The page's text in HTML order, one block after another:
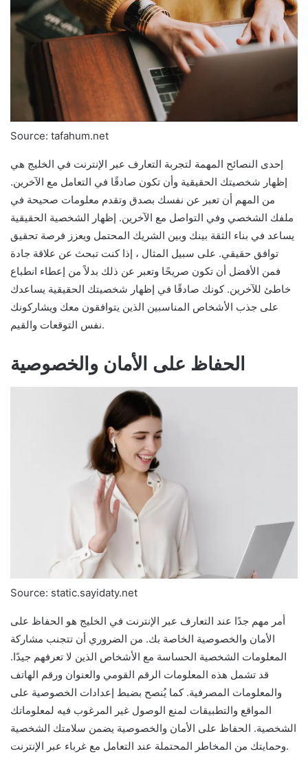
Source: tafahum.net
إحدى النصائح المهمة لتجربة التعارف عبر الإنترنت في الخليج هي
إظهار شخصيتك الحقيقية وأن تكون صادقًا في التعامل مع الآخرين.
من المهم أن تعبر عن نفسك بصدق وتقدم معلومات صحيحة في
ملفك الشخصي وفي التواصل مع الآخرين. إظهار الشخصية الحقيقية
يساعد في بناء الثقة بينك وبين الشريك المحتمل ويعزز فرصة تحقيق
توافق حقيقي. على سبيل المثال ، إذا كنت تبحث عن علاقة جادة
فمن الأفضل أن تكون صريحًا وتعبر عن ذلك بدلاً من إعطاء انطباع
خاطئ للآخرين. كونك صادقًا في إظهار شخصيتك الحقيقية يساعدك
على جذب الأشخاص المناسبين الذين يتوافقون معك ويشاركونك
نفس التوقعات والقيم.
الحفاظ على الأمان والخصوصية
Source: static.sayidaty.net
أمر مهم جدًا عند التعارف عبر الإنترنت في الخليج هو الحفاظ على
الأمان والخصوصية الخاصة بك. من الضروري أن تتجنب مشاركة
المعلومات الشخصية الحساسة مع الأشخاص الذين لا تعرفهم جيدًا.
قد تشمل هذه المعلومات الرقم القومي والعنوان ورقم الهاتف
والمعلومات المصرفية. كما يُنصح بضبط إعدادات الخصوصية على
المواقع والتطبيقات لمنع الوصول غير المرغوب فيه لمعلوماتك
الشخصية. الحفاظ على الأمان والخصوصية يضمن سلامتك الشخصية
وحمايتك من المخاطر المحتملة عند التعامل مع غرباء عبر الإنترنت.